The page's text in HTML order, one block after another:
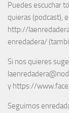
Puedes escuchar
quieras (podcast),
http://
enredadera/
Si nos quieres
y https://
Seguimos